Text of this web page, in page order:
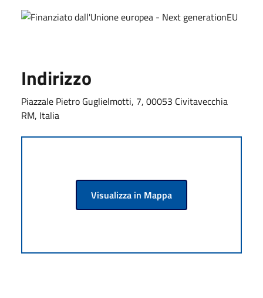
Indirizzo
Piazzale Pietro Guglielmotti, 7, 00053 Civitavecchia
RM, Italia
Visualizza in Mappa